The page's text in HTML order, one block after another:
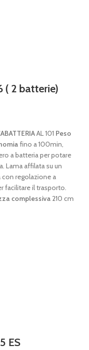
( 2 batterie)
AL 101 Peso
fino a 100min,
a batteria per potare
Lama affilata su un
regolazione a
facilitare il trasporto.
complessiva210 cm
ES